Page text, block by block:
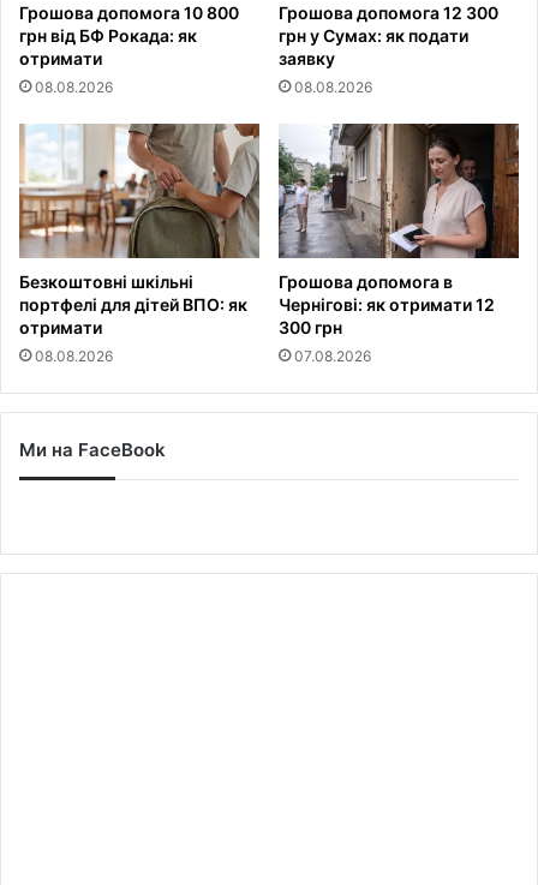
Грошова допомога 10 800
грн від БФ Рокада: як
отримати
08.08.2026
Грошова допомога 12 300
грн у Сумах: як подати
заявку
08.08.2026
Безкоштовні шкільні
портфелі для дітей ВПО: як
отримати
08.08.2026
Грошова допомога в
Чернігові: як отримати 12
300 грн
07.08.2026
Ми на FaceBook